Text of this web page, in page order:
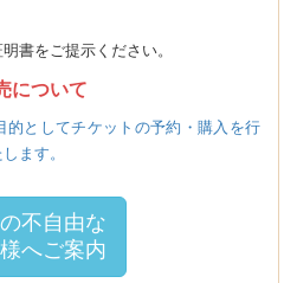
書をご提示ください。
について
的としてチケットの予約・購入を行
ます。
不自由な
へご案内